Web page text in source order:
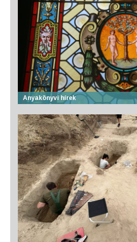
Anyakönyvi hírek